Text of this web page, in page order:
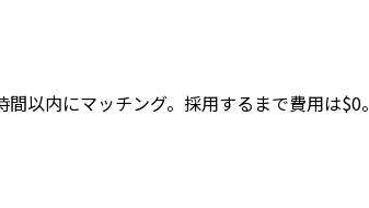
以内にマッチング。採用するまで費用は$0。